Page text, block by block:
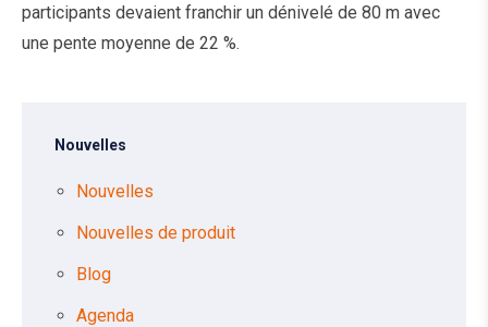
participants devaient franchir un dénivelé de 80 m avec
une pente moyenne de 22 %.
Nouvelles
Nouvelles
Nouvelles de produit
Blog
Agenda